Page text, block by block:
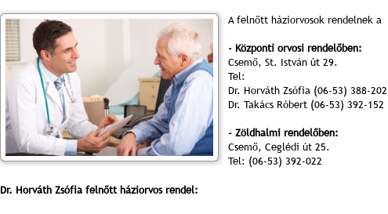
A felnőtt háziorvosok rendelnek a
- Központi orvosi rendelőben:
Csemő, St. István út 29.
Tel:
Dr. Horváth Zsófia (06-53) 388-202
Dr. Takács Róbert (06-53) 392-152
- Zöldhalmi rendelőben:
Csemő, Ceglédi út 25.
Tel: (06-53) 392-022
Dr. Horváth Zsófia felnőtt háziorvos rendel: